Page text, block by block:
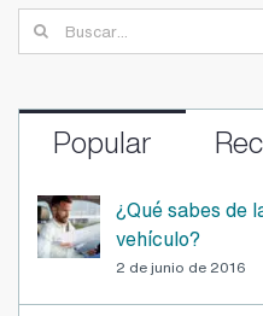
Buscar:
Popular
¿Qué sabes de
vehículo?